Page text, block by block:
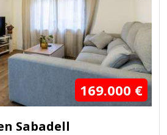
169.000 €
Sabadell